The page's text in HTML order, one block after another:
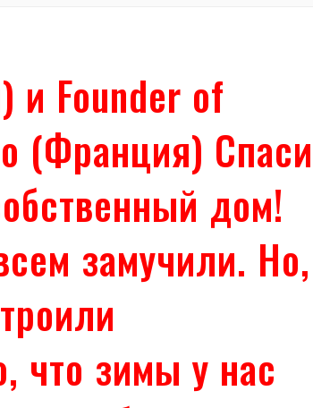
и Founder of
(Франция)
дом!
замучили.
что зимы у нас